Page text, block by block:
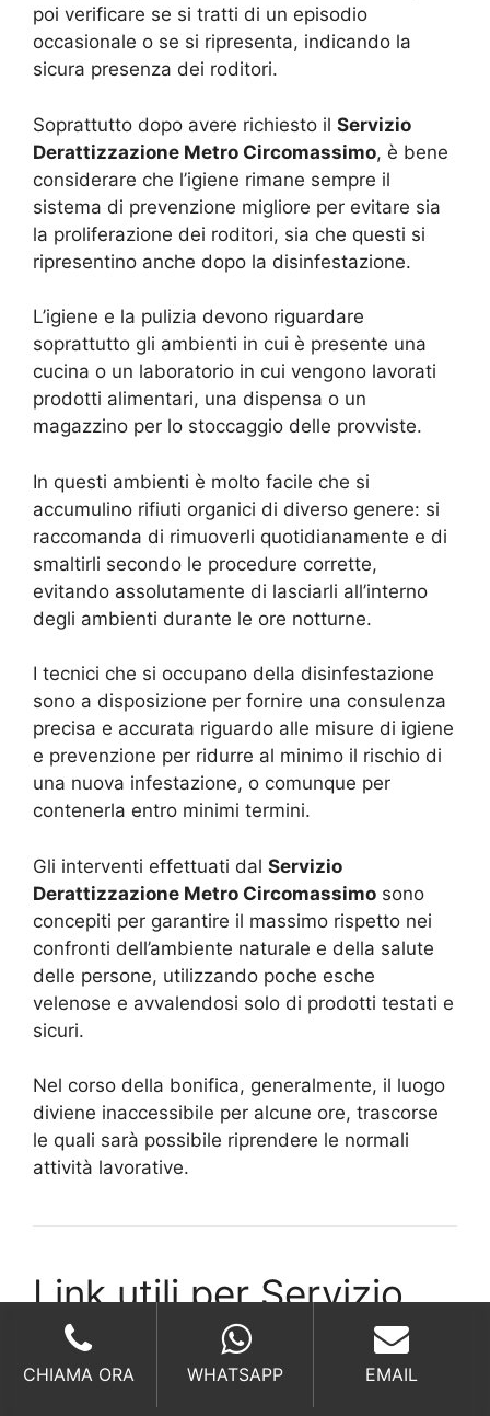
poi verificare se si tratti di un episodio
occasionale o se si ripresenta, indicando la
sicura presenza dei roditori.
Soprattutto dopo avere richiesto il Servizio
Derattizzazione Metro Circomassimo, è bene
considerare che l’igiene rimane sempre il
sistema di prevenzione migliore per evitare sia
la proliferazione dei roditori, sia che questi si
ripresentino anche dopo la disinfestazione.
L’igiene e la pulizia devono riguardare
soprattutto gli ambienti in cui è presente una
cucina o un laboratorio in cui vengono lavorati
prodotti alimentari, una dispensa o un
magazzino per lo stoccaggio delle provviste.
In questi ambienti è molto facile che si
accumulino rifiuti organici di diverso genere: si
raccomanda di rimuoverli quotidianamente e di
smaltirli secondo le procedure corrette,
evitando assolutamente di lasciarli all’interno
degli ambienti durante le ore notturne.
I tecnici che si occupano della disinfestazione
sono a disposizione per fornire una consulenza
precisa e accurata riguardo alle misure di igiene
e prevenzione per ridurre al minimo il rischio di
una nuova infestazione, o comunque per
contenerla entro minimi termini.
Gli interventi effettuati dal Servizio
Derattizzazione Metro Circomassimo sono
concepiti per garantire il massimo rispetto nei
confronti dell’ambiente naturale e della salute
delle persone, utilizzando poche esche
velenose e avvalendosi solo di prodotti testati e
sicuri.
Nel corso della bonifica, generalmente, il luogo
diviene inaccessibile per alcune ore, trascorse
le quali sarà possibile riprendere le normali
attività lavorative.
Link utili per Servizio
Derattizzazione Metro
Circomassimo
CHIAMA ORA WHATSAPP EMAIL